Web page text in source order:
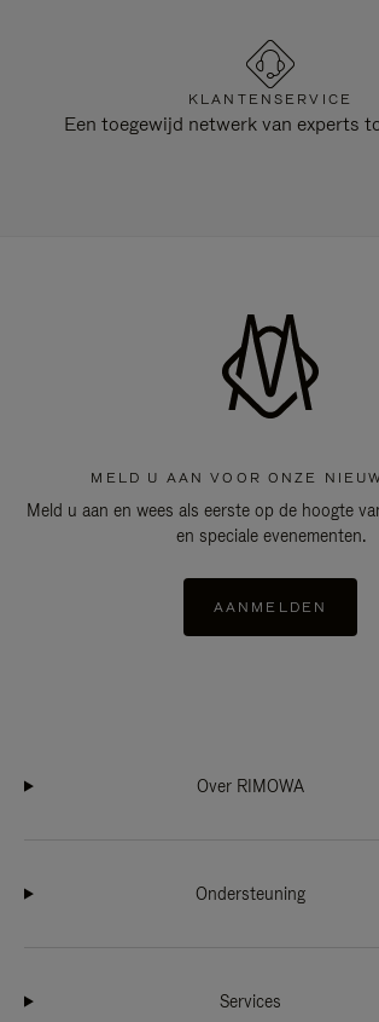
KLANTENSERVICE
Een toegewijd netwerk van experts
MELD U AAN VOOR ONZE
Meld u aan en wees als eerste op de hoogte
en speciale evenementen.
AANMELDEN
Over RIMOWA
Ondersteuning
Services